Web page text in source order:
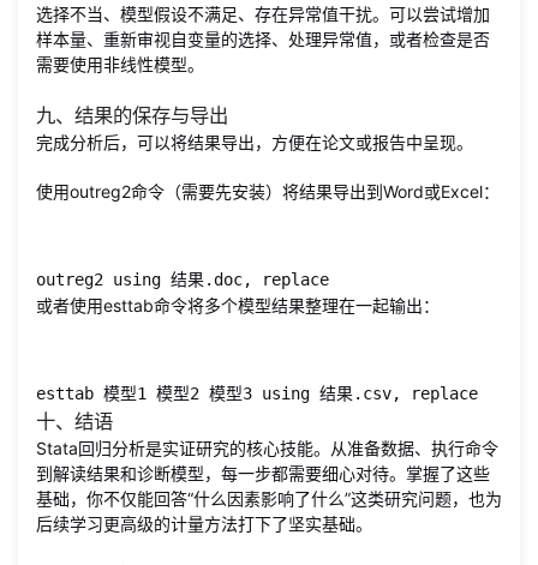
选择不当、模型假设不满足、存在异常值干扰。可以尝试增加
样本量、重新审视自变量的选择、处理异常值，或者检查是否
需要使用非线性模型。
九、结果的保存与导出
完成分析后，可以将结果导出，方便在论文或报告中呈现。
使用outreg2命令（需要先安装）将结果导出到Word或Excel：
outreg2 using 结果.doc, replace
或者使用esttab命令将多个模型结果整理在一起输出：
esttab 模型1 模型2 模型3 using 结果.csv, replace
十、结语
Stata回归分析是实证研究的核心技能。从准备数据、执行命令
到解读结果和诊断模型，每一步都需要细心对待。掌握了这些
基础，你不仅能回答“什么因素影响了什么”这类研究问题，也为
后续学习更高级的计量方法打下了坚实基础。